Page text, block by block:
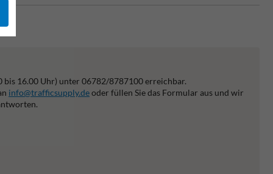
bis 16.00 Uhr) unter 06782/8787100 erreichbar.
info@trafficsupply.deoder füllen Sie das Formular aus und wir